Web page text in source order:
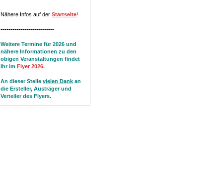
Nähere Infos auf der Startseite!
---------------------------
Weitere Termine für 2026 und
nähere Informationen zu den
obigen Veranstaltungen findet
Ihr im Flyer 2026.
An dieser Stelle vielen Dank an
die Ersteller, Austräger und
Verteiler des Flyers.